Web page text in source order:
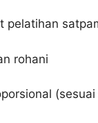
pelatihan
rohani